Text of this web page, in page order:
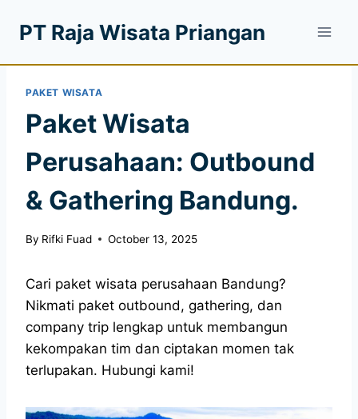
PT Raja Wisata Priangan
PAKET WISATA
Paket Wisata
Perusahaan: Outbound
& Gathering Bandung.
By Rifki Fuad October 13, 2025
Cari paket wisata perusahaan Bandung?
Nikmati paket outbound, gathering, dan
company trip lengkap untuk membangun
kekompakan tim dan ciptakan momen tak
terlupakan. Hubungi kami!